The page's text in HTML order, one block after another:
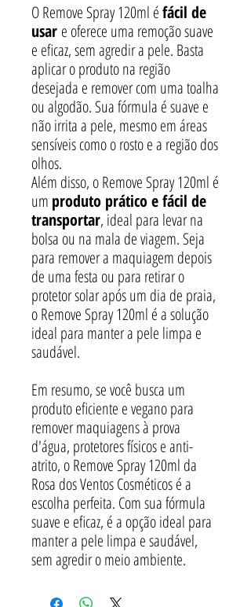
O Remove Spray 120ml éfácil de
usar e oferece uma remoção suave
e eficaz, sem agredir a pele. Basta
aplicar o produto na região
desejada e remover com uma toalha
ou algodão. Sua fórmula é suave e
não irrita a pele, mesmo em áreas
sensíveis como o rosto e a região dos
olhos.
Além disso, o Remove Spray 120ml é
um produto prático e fácil de
transportar, ideal para levar na
bolsa ou na mala de viagem. Seja
para remover a maquiagem depois
de uma festa ou para retirar o
protetor solar após um dia de praia,
o Remove Spray 120ml é a solução
ideal para manter a pele limpa e
saudável.
Em resumo, se você busca um
produto eficiente e vegano para
remover maquiagens à prova
d'água, protetores físicos e anti-
atrito, o Remove Spray 120ml da
Rosa dos Ventos Cosméticos é a
escolha perfeita. Com sua fórmula
suave e eficaz, é a opção ideal para
manter a pele limpa e saudável,
sem agredir o meio ambiente.